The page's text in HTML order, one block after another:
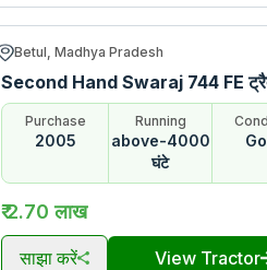
Betul, Madhya Pradesh
Second Hand Swaraj 744 FE
Purchase
2005
Running
above-4000
घंटे
₹ 2.70 लाख
साझा करें View Tractor